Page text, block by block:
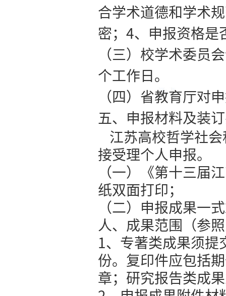
三等奖200
三、申报
江苏省高
称教师申
四、申报
（一）申
（二）各
审核重点：
合学术道
密；4、申